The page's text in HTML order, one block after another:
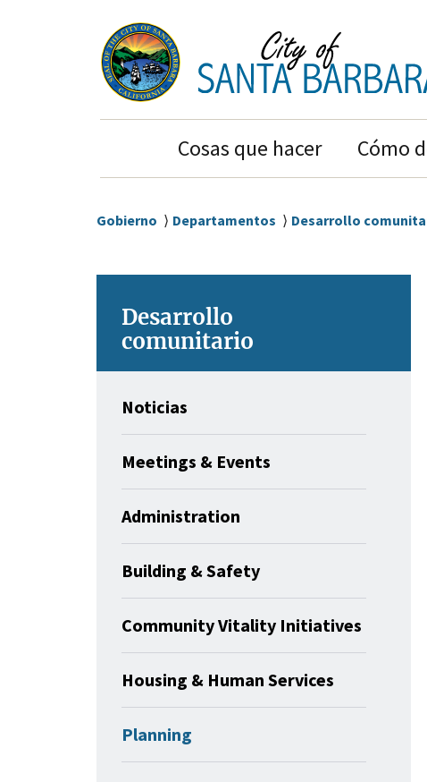
Main
Navigation
Cosas que hacer Cómo
Sobrescribir
de
navegación
Gobierno Departamentos Desarrollo
Desarrollo
comunitario
Noticias
Meetings & Events
Administration
Building & Safety
Community Vitality Initiatives
Housing & Human Services
Planning